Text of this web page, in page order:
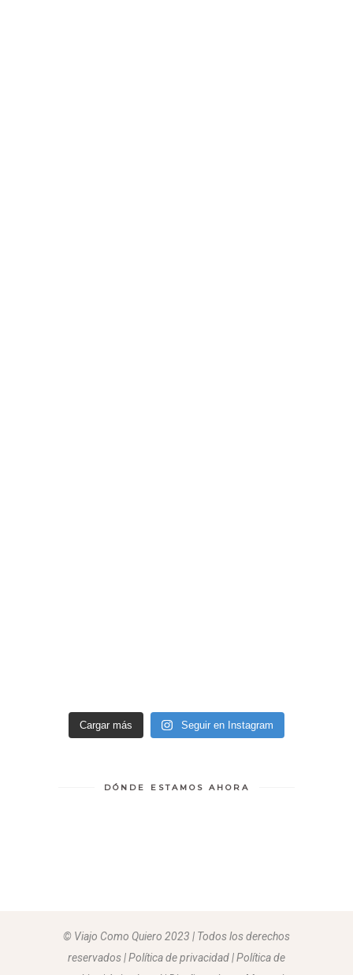
Cargar más Seguir en Instagram
DÓNDE ESTAMOS AHORA
© Viajo Como Quiero 2023 | Todos los derechos
reservados | Política de privacidad | Política de